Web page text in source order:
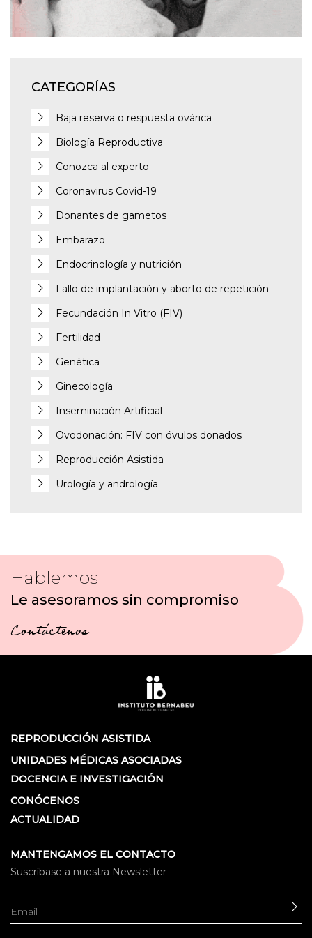
CATEGORÍAS
Baja reserva o respuesta ovárica
Biología Reproductiva
Conozca al experto
Coronavirus Covid-19
Donantes de gametos
Embarazo
Endocrinología y nutrición
Fallo de implantación y aborto de repetición
Fecundación In Vitro (FIV)
Fertilidad
Genética
Ginecología
Inseminación Artificial
Ovodonación: FIV con óvulos donados
Reproducción Asistida
Urología y andrología
Hablemos
Le asesoramos sin compromiso
Contáctenos
REPRODUCCIÓN ASISTIDA
UNIDADES MÉDICAS ASOCIADAS
DOCENCIA E INVESTIGACIÓN
CONÓCENOS
ACTUALIDAD
MANTENGAMOS EL CONTACTO
Suscríbase a nuestra Newsletter